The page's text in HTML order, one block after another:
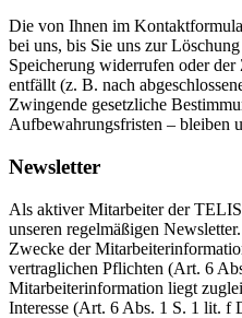
Die von Ihnen im
bei uns, bis Sie uns zur
Speicherung widerrufen oder
entfällt (z. B. nach
Zwingende gesetzliche
Aufbewahrungsfristen – bleiben
Newsletter
Als aktiver Mitarbeiter der
unseren regelmäßigen
Zwecke der
vertraglichen Pflichten (Art. 6
Mitarbeiterinformation liegt
Interesse (Art. 6 Abs. 1 S. 1 lit. f